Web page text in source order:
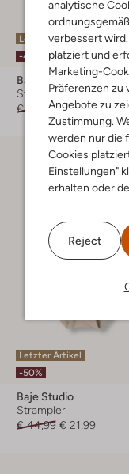
analytische
verbessert
platziert und
Marketing-
Präferenzen zu
Angebote zu
Zustimmung.
werden nur die
Cookies
Einstellungen"
erhalten oder
Reject
Letzter Artikel
-40%
Baje Studio
Strampler
€ 48,99 € 28,99
Letzter Artikel
-50%
Baje Studio
Strampler
€ 44,99 € 21,99